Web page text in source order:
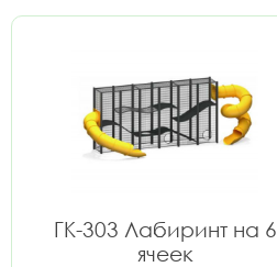
ГК-303 Лабиринт на 6
ячеек